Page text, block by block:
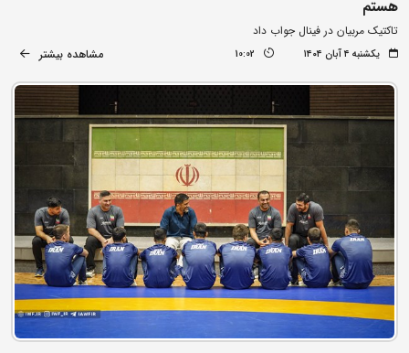
هستم
تاکتیک مربیان در فینال جواب داد
یکشنبه ۴ آبان ۱۴۰۴ 10:02 مشاهده بیشتر